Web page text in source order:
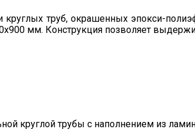
круглых труб, окрашенных эпокси-
мм. Конструкция позволяет
круглой трубы с наполнением из